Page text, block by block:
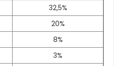
32,5%
20%
8%
3%